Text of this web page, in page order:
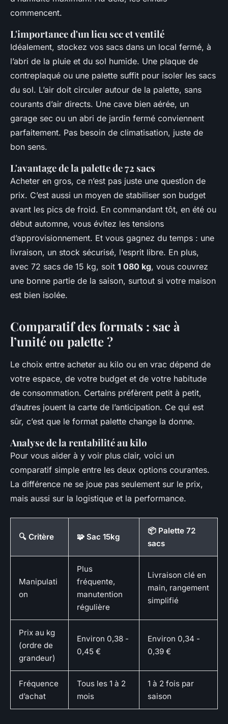
commencent.
L'importance d'un lieu sec et ventilé
Idéalement, stockez vos sacs dans un local fermé, à
l’abri de la pluie et du sol humide. Une plaque de
contreplaqué ou une palette suffit pour isoler les sacs
du sol. L’air doit circuler autour de la palette, sans
courants d’air directs. Une cave bien aérée, un
garage sec ou un abri de jardin fermé conviennent
parfaitement. Pas besoin de climatisation, juste de
bon sens.
L'avantage de la palette de 72 sacs
Acheter en gros, ce n’est pas juste une question de
prix. C’est aussi un moyen de stabiliser son budget
avant les pics de froid. En commandant tôt, en été ou
début automne, vous évitez les tensions
d’approvisionnement. Et vous gagnez du temps : une
livraison, un stock sécurisé, l’esprit libre. En plus,
avec 72 sacs de 15 kg, soit 1 080 kg, vous couvrez
une bonne partie de la saison, surtout si votre maison
est bien isolée.
Comparatif des formats : sac à
l’unité ou palette ?
Le choix entre acheter au kilo ou en vrac dépend de
votre espace, de votre budget et de votre habitude
de consommation. Certains préfèrent petit à petit,
d’autres jouent la carte de l’anticipation. Ce qui est
sûr, c’est que le format palette change la donne.
Analyse de la rentabilité au kilo
Pour vous aider à y voir plus clair, voici un
comparatif simple entre les deux options courantes.
La différence ne se joue pas seulement sur le prix,
mais aussi sur la logistique et la performance.
🔍 Critère 🧩 Sac 15kg
📦 Palette 72
sacs
Manipulati
on
Plus
fréquente,
manutention
régulière
Livraison clé en
main, rangement
simplifié
Prix au kg
(ordre de
grandeur)
Environ 0,38 -
0,45 €
Environ 0,34 -
0,39 €
Fréquence
d’achat
Tous les 1 à 2
mois
1 à 2 fois par
saison